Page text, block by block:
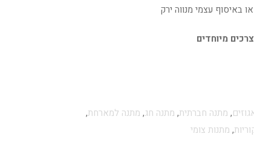
באיסוף עצמי מנווה ירק
מיוחדים
, מתנה חברתית, מתנה חג, מתנה למארחת,
, מתנות צומי